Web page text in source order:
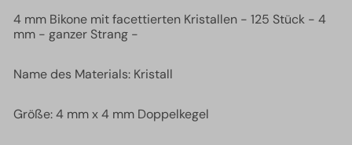
4 mm Bikone mit facettierten Kristallen - 125 Stück - 4
mm - ganzer Strang -
Name des Materials: Kristall
Größe: 4 mm x 4 mm Doppelkegel